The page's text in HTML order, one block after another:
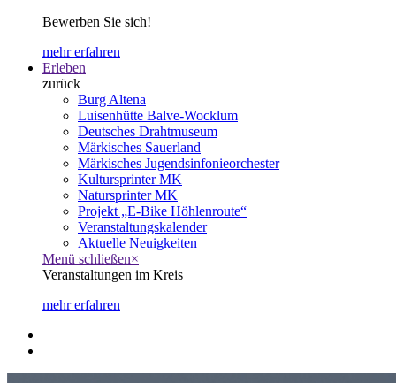
Bewerben Sie sich!
mehr erfahren
Erleben
zurück
Burg Altena
Luisenhütte Balve-Wocklum
Deutsches Drahtmuseum
Märkisches Sauerland
Märkisches Jugendsinfonieorchester
Kultursprinter MK
Natursprinter MK
Projekt „E-Bike Höhlenroute“
Veranstaltungskalender
Aktuelle Neuigkeiten
Menü schließen×
Veranstaltungen im Kreis
mehr erfahren